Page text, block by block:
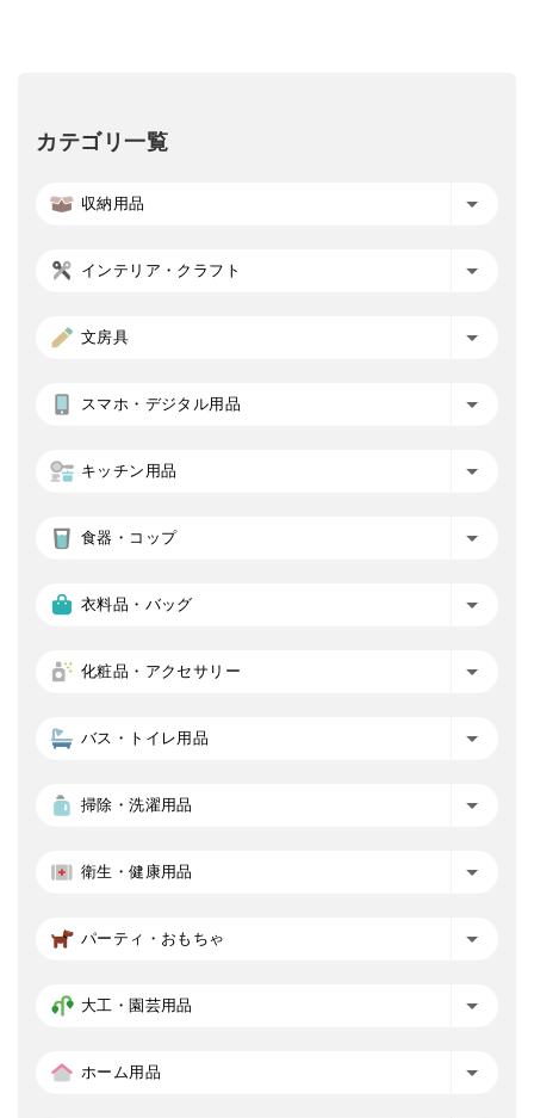
カテゴリ一覧
収納用品
インテリア・クラフト
文房具
スマホ・デジタル用品
キッチン用品
食器・コップ
衣料品・バッグ
化粧品・アクセサリー
バス・トイレ用品
掃除・洗濯用品
衛生・健康用品
パーティ・おもちゃ
大工・園芸用品
ホーム用品